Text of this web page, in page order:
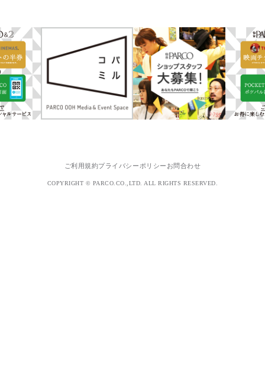
ご利用規約プライバシーポリシー お問合わせ
COPYRIGHT © PARCO.CO.,LTD. ALL RIGHTS RESERVED.